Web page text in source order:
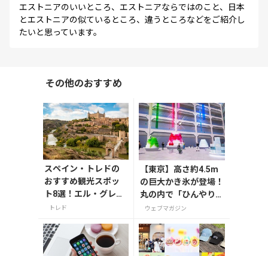
エストニアのいいところ、エストニアならではのこと、日本
とエストニアの似ているところ、違うところなどをご紹介し
たいと思っています。
その他のおすすめ
スペイン・トレドの
おすすめ観光スポッ
ト8選！エル・グレコ
の傑作や古都の魅力
トレド
【東京】高さ約4.5m
の巨大かき氷が登場！
丸の内で「ひんやりＫ
ＩＴＴＥ」が8月7日
ウェブマガジン